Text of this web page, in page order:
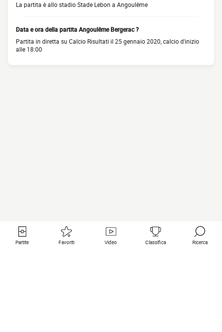
La partita è allo stadio Stade Lebon a Angoulême
Data e ora della partita Angoulême Bergerac ?
Partita in diretta su Calcio Risultati il 25 gennaio 2020, calcio d'inizio
alle 18:00
Partite Favoriti Video Classifica Ricerca